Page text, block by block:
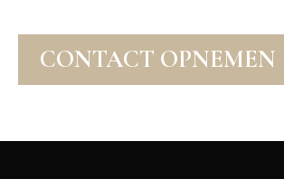
CONTACT OPNEMEN